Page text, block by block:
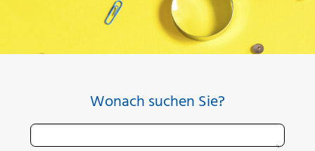
Wonach suchen Sie?